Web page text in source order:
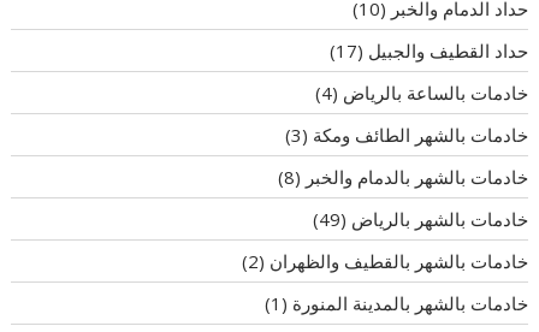
حداد الدمام والخبر (10)
حداد القطيف والجبيل (17)
خادمات بالساعة بالرياض (4)
خادمات بالشهر الطائف ومكة (3)
خادمات بالشهر بالدمام والخبر (8)
خادمات بالشهر بالرياض (49)
خادمات بالشهر بالقطيف والظهران (2)
خادمات بالشهر بالمدينة المنورة (1)